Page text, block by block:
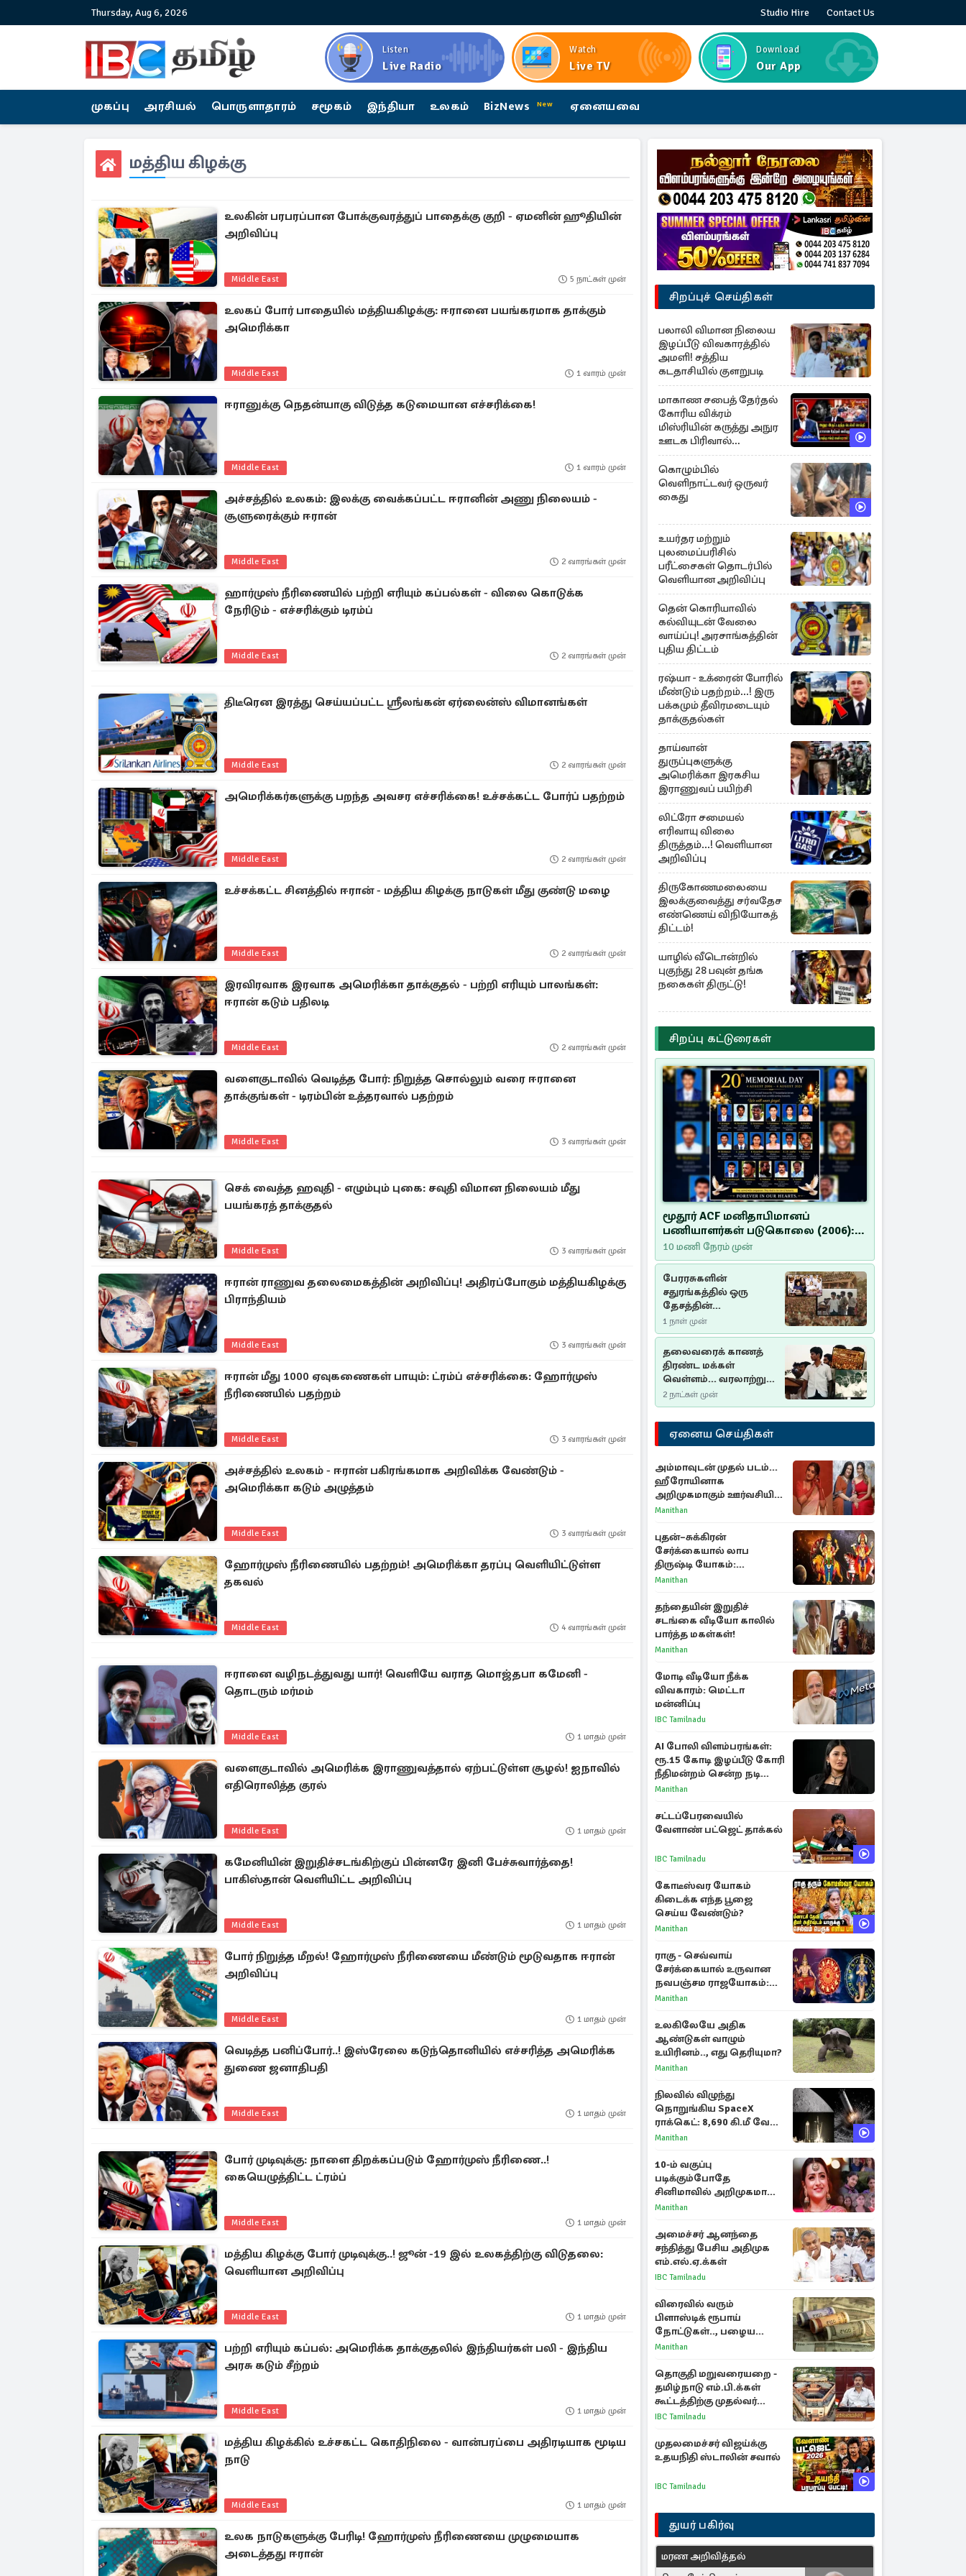
Thursday, Aug 6, 2026 Studio Hire Contact Us
Listen
Live Radio
Watch
Live TV
Download
Our App
முகப்பு அரசியல் பொருளாதாரம் சமூகம் இந்தியா உலகம் BizNews New ஏனையவை
மத்திய கிழக்கு
உலகின் பரபரப்பான போக்குவரத்துப் பாதைக்கு குறி - ஏமனின் ஹூதியின்
அறிவிப்பு
Middle East 5 நாட்கள் முன்
உலகப் போர் பாதையில் மத்தியகிழக்கு: ஈரானை பயங்கரமாக தாக்கும்
அமெரிக்கா
Middle East 1 வாரம் முன்
ஈரானுக்கு நெதன்யாகு விடுத்த கடுமையான எச்சரிக்கை!
Middle East 1 வாரம் முன்
அச்சத்தில் உலகம்: இலக்கு வைக்கப்பட்ட ஈரானின் அணு நிலையம் -
சூளுரைக்கும் ஈரான்
Middle East 2 வாரங்கள் முன்
ஹார்முஸ் நீரிணையில் பற்றி எரியும் கப்பல்கள் - விலை கொடுக்க
நேரிடும் - எச்சரிக்கும் டிரம்ப்
Middle East 2 வாரங்கள் முன்
திடீரென இரத்து செய்யப்பட்ட ஸ்ரீலங்கன் ஏர்லைன்ஸ் விமானங்கள்
Middle East 2 வாரங்கள் முன்
அமெரிக்கர்களுக்கு பறந்த அவசர எச்சரிக்கை! உச்சக்கட்ட போர்ப் பதற்றம்
Middle East 2 வாரங்கள் முன்
உச்சக்கட்ட சினத்தில் ஈரான் - மத்திய கிழக்கு நாடுகள் மீது குண்டு மழை
Middle East 2 வாரங்கள் முன்
இரவிரவாக இரவாக அமெரிக்கா தாக்குதல் - பற்றி எரியும் பாலங்கள்:
ஈரான் கடும் பதிலடி
Middle East 2 வாரங்கள் முன்
வளைகுடாவில் வெடித்த போர்: நிறுத்த சொல்லும் வரை ஈரானை
தாக்குங்கள் - டிரம்பின் உத்தரவால் பதற்றம்
Middle East 3 வாரங்கள் முன்
செக் வைத்த ஹவுதி - எழும்பும் புகை: சவுதி விமான நிலையம் மீது
பயங்கரத் தாக்குதல்
Middle East 3 வாரங்கள் முன்
ஈரான் ராணுவ தலைமைகத்தின் அறிவிப்பு! அதிரப்போகும் மத்தியகிழக்கு
பிராந்தியம்
Middle East 3 வாரங்கள் முன்
ஈரான் மீது 1000 ஏவுகணைகள் பாயும்: ட்ரம்ப் எச்சரிக்கை: ஹோர்முஸ்
நீரிணையில் பதற்றம்
Middle East 3 வாரங்கள் முன்
அச்சத்தில் உலகம் - ஈரான் பகிரங்கமாக அறிவிக்க வேண்டும் -
அமெரிக்கா கடும் அழுத்தம்
Middle East 3 வாரங்கள் முன்
ஹோர்முஸ் நீரிணையில் பதற்றம்! அமெரிக்கா தரப்பு வெளியிட்டுள்ள
தகவல்
Middle East 4 வாரங்கள் முன்
ஈரானை வழிநடத்துவது யார்! வெளியே வராத மொஜ்தபா கமேனி -
தொடரும் மர்மம்
Middle East 1 மாதம் முன்
வளைகுடாவில் அமெரிக்க இராணுவத்தால் ஏற்பட்டுள்ள சூழல்! ஐநாவில்
எதிரொலித்த குரல்
Middle East 1 மாதம் முன்
கமேனியின் இறுதிச்சடங்கிற்குப் பின்னரே இனி பேச்சுவார்த்தை!
பாகிஸ்தான் வெளியிட்ட அறிவிப்பு
Middle East 1 மாதம் முன்
போர் நிறுத்த மீறல்! ஹோர்முஸ் நீரிணையை மீண்டும் மூடுவதாக ஈரான்
அறிவிப்பு
Middle East 1 மாதம் முன்
வெடித்த பனிப்போர்..! இஸ்ரேலை கடுந்தொனியில் எச்சரித்த அமெரிக்க
துணை ஜனாதிபதி
Middle East 1 மாதம் முன்
போர் முடிவுக்கு: நாளை திறக்கப்படும் ஹோர்முஸ் நீரிணை..!
கையெழுத்திட்ட ட்ரம்ப்
Middle East 1 மாதம் முன்
மத்திய கிழக்கு போர் முடிவுக்கு..! ஜூன் -19 இல் உலகத்திற்கு விடுதலை:
வெளியான அறிவிப்பு
Middle East 1 மாதம் முன்
பற்றி எரியும் கப்பல்: அமெரிக்க தாக்குதலில் இந்தியர்கள் பலி - இந்திய
அரசு கடும் சீற்றம்
Middle East 1 மாதம் முன்
மத்திய கிழக்கில் உச்சகட்ட கொதிநிலை - வான்பரப்பை அதிரடியாக மூடிய
நாடு
Middle East 1 மாதம் முன்
உலக நாடுகளுக்கு பேரிடி! ஹோர்முஸ் நீரிணையை முழுமையாக
அடைத்தது ஈரான்
சிறப்புச் செய்திகள்
பலாலி விமான நிலைய
இழப்பீடு விவகாரத்தில்
அமளி! சத்திய
கடதாசியில் குளறுபடி
மாகாண சபைத் தேர்தல்
கோரிய விக்ரம்
மிஸ்ரியின் கருத்து அநுர
ஊடக பிரிவால்
அமுக்கப்பட்டது ஏன்...!
கொழும்பில்
வெளிநாட்டவர் ஒருவர்
கைது
உயர்தர மற்றும்
புலமைப்பரிசில்
பரீட்சைகள் தொடர்பில்
வெளியான அறிவிப்பு
தென் கொரியாவில்
கல்வியுடன் வேலை
வாய்ப்பு! அரசாங்கத்தின்
புதிய திட்டம்
ரஷ்யா - உக்ரைன் போரில்
மீண்டும் பதற்றம்...! இரு
பக்கமும் தீவிரமடையும்
தாக்குதல்கள்
தாய்வான்
துருப்புகளுக்கு
அமெரிக்கா இரகசிய
இராணுவப் பயிற்சி
லிட்ரோ சமையல்
எரிவாயு விலை
திருத்தம்...! வெளியான
அறிவிப்பு
திருகோணமலையை
இலக்குவைத்து சர்வதேச
எண்ணெய் விநியோகத்
திட்டம்!
யாழில் வீடொன்றில்
புகுந்து 28 பவுன் தங்க
நகைகள் திருட்டு!
சிறப்பு கட்டுரைகள்
மூதூர் ACF மனிதாபிமானப்
பணியாளர்கள் படுகொலை (2006):
20 ஆண்டுகளாகியும் நீதி
மறுக்கப்பட்ட மனிதாபிமானப்
பேரவலம்
10 மணி நேரம் முன்
பேரரசுகளின்
சதுரங்கத்தில் ஒரு
தேசத்தின்
தீர்க்கதரிசனம் :
சுதுமலை பிரகடனம்
ஒரு வரலாற்றுப் பாடம்
1 நாள் முன்
தலைவரைக் காணத்
திரண்ட மக்கள்
வெள்ளம்... வரலாற்றுச்
சிறப்புமிக்க சுதுமலைப்
பிரகடனம்…
2 நாட்கள் முன்
ஏனைய செய்திகள்
அம்மாவுடன் முதல் படம்...
ஹீரோயினாக
அறிமுகமாகும் ஊர்வசியின்
மகள் தேஜலட்சுமி!
Manithan
புதன்–சுக்கிரன்
சேர்க்கையால் லாப
திருஷ்டி யோகம்:
அதிர்ஷ்டம் பெறும் டாப் 3
Manithan
தந்தையின் இறுதிச்
சடங்கை வீடியோ காலில்
பார்த்த மகள்கள்!
Manithan
மோடி வீடியோ நீக்க
விவகாரம்: மெட்டா
மன்னிப்பு
IBC Tamilnadu
AI போலி விளம்பரங்கள்:
ரூ.15 கோடி இழப்பீடு கோரி
நீதிமன்றம் சென்ற நடிகை
ஸ்ருதி ஹாசன்!
Manithan
சட்டப்பேரவையில்
வேளாண் பட்ஜெட் தாக்கல்
IBC Tamilnadu
கோடீஸ்வர யோகம்
கிடைக்க எந்த பூஜை
செய்ய வேண்டும்?
Manithan
ராகு - செவ்வாய்
சேர்க்கையால் உருவான
நவபஞ்சம ராஜயோகம்:
அதிர்ஷ்டம் பெறும் 3
Manithan
உலகிலேயே அதிக
ஆண்டுகள் வாழும்
உயிரினம்.., எது தெரியுமா?
Manithan
நிலவில் விழுந்து
நொறுங்கிய SpaceX
ராக்கெட்: 8,690 கி.மீ வேக
மோதலால் உருவான புதிய
Manithan
10-ம் வகுப்பு
படிக்கும்போதே
சினிமாவில் அறிமுகமான
த்ரிஷா! உண்மையை
காந்தி
Manithan
அமைச்சர் ஆனந்தை
சந்தித்து பேசிய அதிமுக
எம்.எல்.ஏ.க்கள்
IBC Tamilnadu
விரைவில் வரும்
பிளாஸ்டிக் ரூபாய்
நோட்டுகள்.., பழைய
காகித நோட்டுகள்
Manithan
தொகுதி மறுவரையறை -
தமிழ்நாடு எம்.பி.க்கள்
கூட்டத்திற்கு முதல்வர்
விஜய் அழைப்பு
IBC Tamilnadu
முதலமைச்சர் விஜய்க்கு
உதயநிதி ஸ்டாலின் சவால்
IBC Tamilnadu
துயர் பகிர்வு
மரண அறிவித்தல்